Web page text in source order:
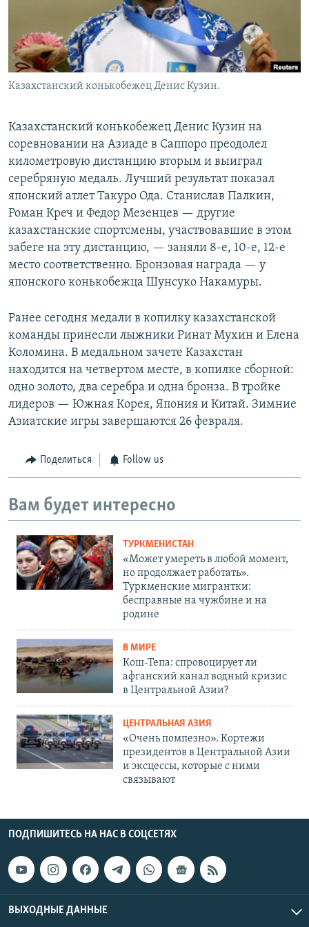
Казахстанский конькобежец Денис Кузин.
Казахстанский конькобежец Денис Кузин на
соревновании на Азиаде в Саппоро преодолел
километровую дистанцию вторым и выиграл
серебряную медаль. Лучший результат показал
японский атлет Такуро Ода. Станислав Палкин,
Роман Креч и Федор Мезенцев — другие
казахстанские спортсмены, участвовавшие в этом
забеге на эту дистанцию, — заняли 8-е, 10-е, 12-е
место соответственно. Бронзовая награда — у
японского конькобежца Шунсуко Накамуры.
Ранее сегодня медали в копилку казахстанской
команды принесли лыжники Ринат Мухин и Елена
Коломина. В медальном зачете Казахстан
находится на четвертом месте, в копилке сборной:
одно золото, два серебра и одна бронза. В тройке
лидеров — Южная Корея, Япония и Китай. Зимние
Азиатские игры завершаются 26 февраля.
Поделиться Follow us
Вам будет интересно
ТУРКМЕНИСТАН
«Может умереть в любой момент,
но продолжает работать».
Туркменские мигрантки:
бесправные на чужбине и на
родине
В МИРЕ
Кош-Тепа: спровоцирует ли
афганский канал водный кризис
в Центральной Азии?
ЦЕНТРАЛЬНАЯ АЗИЯ
«Очень помпезно». Кортежи
президентов в Центральной Азии
и эксцессы, которые с ними
связывают
ПОДПИШИТЕСЬ НА НАС В СОЦСЕТЯХ
ВЫХОДНЫЕ ДАННЫЕ